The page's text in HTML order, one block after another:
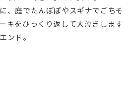
、庭でたんぽぽやスギナでごちそ
キをひっくり返して大泣きします
ンド。